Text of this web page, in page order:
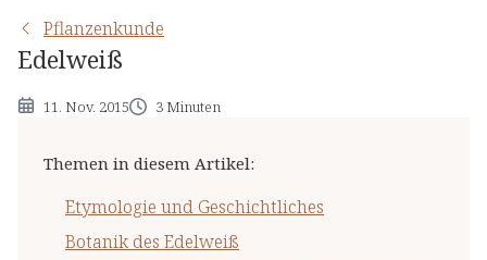
Pflanzenkunde
Edelweiß
11. Nov. 2015 3 Minuten
Themen in diesem Artikel:
Etymologie und Geschichtliches
Botanik des Edelweiß